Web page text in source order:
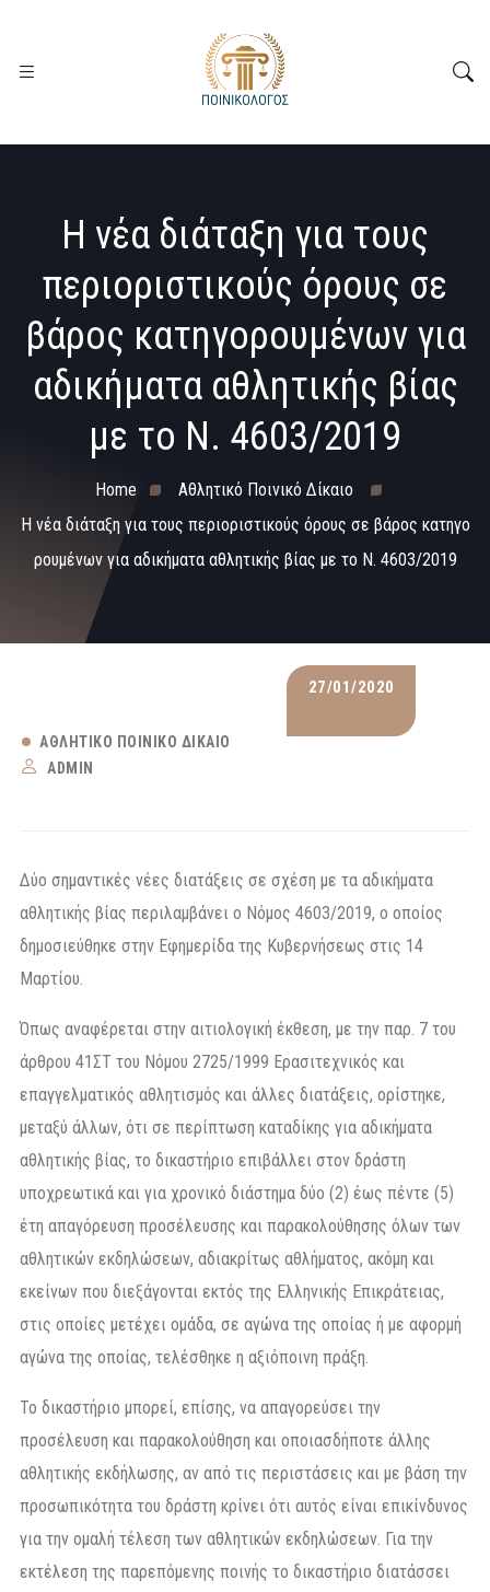
Η νέα διάταξη για τους
περιοριστικούς όρους σε
βάρος κατηγορουμένων για
αδικήματα αθλητικής βίας
με το Ν. 4603/2019
Home
Αθλητικό Ποινικό Δίκαιο
Η νέα διάταξη για τους περιοριστικούς όρους σε βάρος κατηγο
ρουμένων για αδικήματα αθλητικής βίας με το Ν. 4603/2019
27/01/2020
ΑΘΛΗΤΙΚΌ ΠΟΙΝΙΚΌ ΔΊΚΑΙΟ
ADMIN
Δύο σημαντικές νέες διατάξεις σε σχέση με τα αδικήματα
αθλητικής βίας περιλαμβάνει ο Νόμος 4603/2019, ο οποίος
δημοσιεύθηκε στην Εφημερίδα της Κυβερνήσεως στις 14
Μαρτίου.
Όπως αναφέρεται στην αιτιολογική έκθεση, με την παρ. 7 του
άρθρου 41ΣΤ του Νόμου 2725/1999 Ερασιτεχνικός και
επαγγελματικός αθλητισμός και άλλες διατάξεις, ορίστηκε,
µεταξύ άλλων, ότι σε περίπτωση καταδίκης για αδικήµατα
αθλητικής βίας, το δικαστήριο επιβάλλει στον δράστη
υποχρεωτικά και για χρονικό διάστηµα δύο (2) έως πέντε (5)
έτη απαγόρευση προσέλευσης και παρακολούθησης όλων των
αθλητικών εκδηλώσεων, αδιακρίτως αθλήµατος, ακόµη και
εκείνων που διεξάγονται εκτός της Ελληνικής Επικράτειας,
στις οποίες µετέχει οµάδα, σε αγώνα της οποίας ή µε αφορµή
αγώνα της οποίας, τελέσθηκε η αξιόποινη πράξη.
Το δικαστήριο µπορεί, επίσης, να απαγορεύσει την
προσέλευση και παρακολούθηση και οποιασδήποτε άλλης
αθλητικής εκδήλωσης, αν από τις περιστάσεις και µε βάση την
προσωπικότητα του δράστη κρίνει ότι αυτός είναι επικίνδυνος
για την οµαλή τέλεση των αθλητικών εκδηλώσεων. Για την
εκτέλεση της παρεπόµενης ποινής το δικαστήριο διατάσσει